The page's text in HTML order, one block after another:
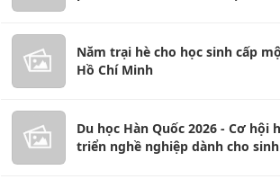
Năm trại hè cho học sinh cấp
Hồ Chí Minh
Du học Hàn Quốc 2026 - Cơ hội
triển nghề nghiệp dành cho